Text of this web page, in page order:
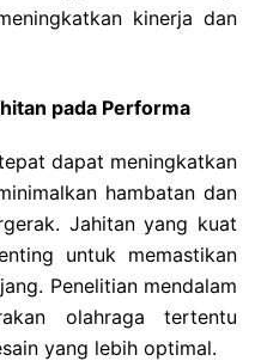
kinerja dan
pada Performa
dapat meningkatkan
hambatan dan
Jahitan yang kuat
untuk memastikan
Penelitian mendalam
olahraga tertentu
yang lebih optimal.